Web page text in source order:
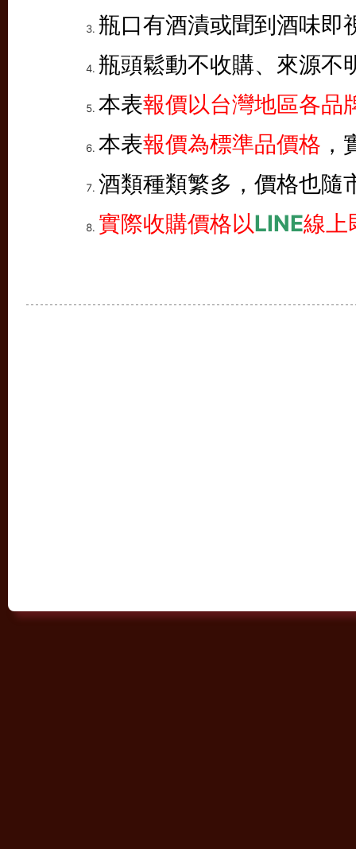
瓶口有酒漬或聞到酒味即
瓶頭鬆動不收購、來源不
本表報價以台灣地區各品
本表報價為標準品價格
酒類種類繁多，價格也隨
實際收購價格以LINE線上